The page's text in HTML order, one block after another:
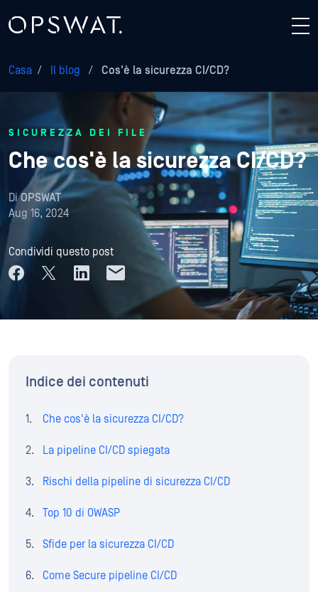
Casa / Il blog / Cos'è la sicurezza CI/CD?
SICUREZZA DEI FILE
Che cos'è la sicurezza CI/CD?
DiOPSWAT
Aug 16, 2024
Condividi questo post
Indice dei contenuti
Che cos'è la sicurezza CI/CD?
La pipeline CI/CD spiegata
Rischi della pipeline di sicurezza CI/CD
Top 10 di OWASP
Sfide per la sicurezza CI/CD
Come Secure pipeline CI/CD